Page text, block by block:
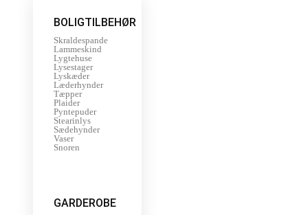
BOLIGTILBEHØR
Skraldespande
Lammeskind
Lygtehuse
Lysestager
Lyskæder
Læderhynder
Tæpper
Plaider
Pyntepuder
Stearinlys
Sædehynder
Vaser
Snoren
GARDEROBE